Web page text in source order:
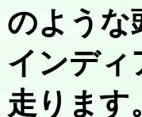
のような
インディ
走ります